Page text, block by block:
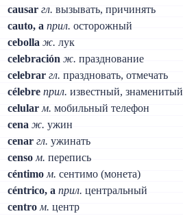
causar гл. вызывать, причинять
cauto, a прил. осторожный
cebolla ж. лук
celebración ж. празднование
celebrar гл. праздновать, отмечать
célebre прил. известный, знаменитый
celular м. мобильный телефон
cena ж. ужин
cenar гл. ужинать
censo м. перепись
céntimo м. сентимо (монета)
céntrico, a прил. центральный
centro м. центр